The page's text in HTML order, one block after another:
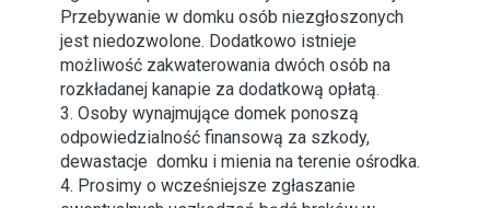
Przebywanie w domku osób niezgłoszonych
jest niedozwolone. Dodatkowo istnieje
możliwość zakwaterowania dwóch osób na
rozkładanej kanapie za dodatkową opłatą.
3. Osoby wynajmujące domek ponoszą
odpowiedzialność finansową za szkody,
dewastacje domku i mienia na terenie ośrodka.
4. Prosimy o wcześniejsze zgłaszanie